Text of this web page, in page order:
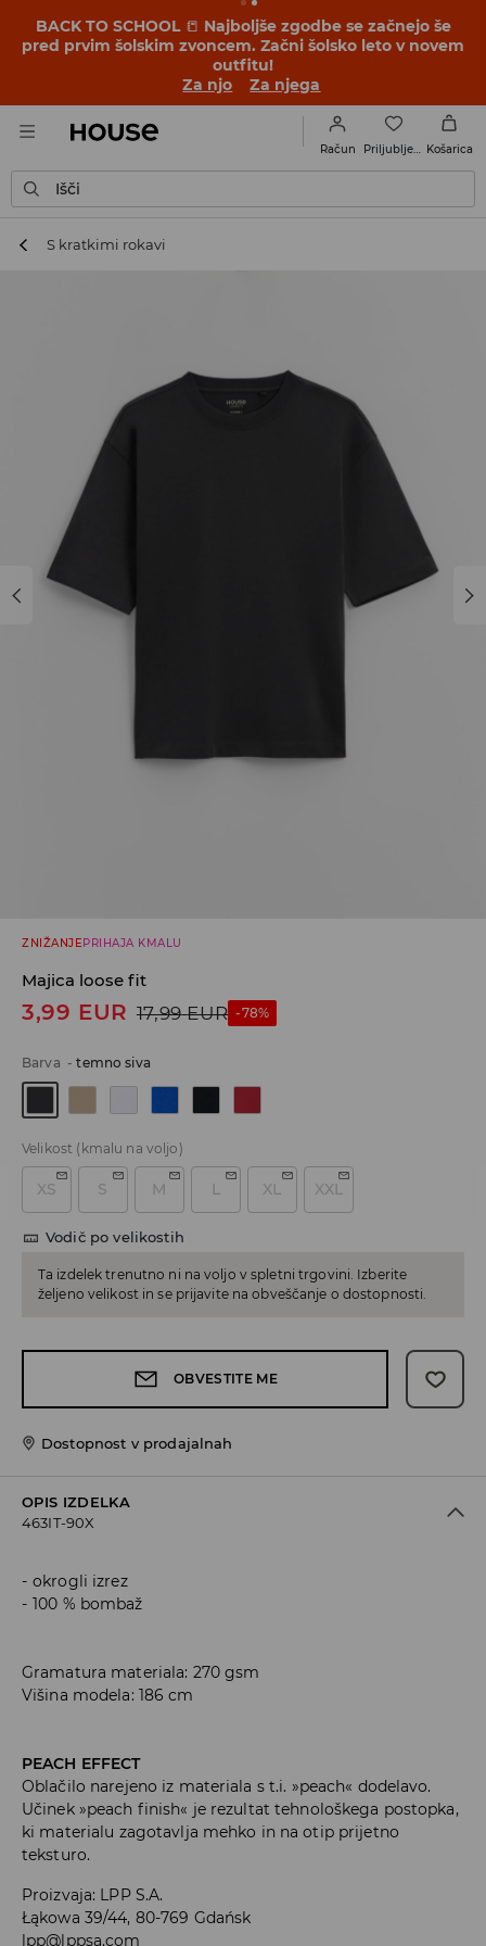
BACK TO SCHOOL 📒 Najboljše zgodbe se začnejo še
pred prvim šolskim zvoncem. Začni šolsko leto v novem
outfitu!
Za njo
Za njega
Račun Košarica
Išči
S kratkimi rokavi
ZNIŽANJE PRIHAJA KMALU
Majica loose fit
3,99 EUR 17,99 EUR -78%
Barva -temno siva
Velikost (kmalu na voljo)
XS S M L XL XXL
Vodič po velikostih
Ta izdelek trenutno ni na voljo v spletni trgovini. Izberite
željeno velikost in se prijavite na obveščanje o dostopnosti.
OBVESTITE ME
Dostopnost v prodajalnah
OPIS IZDELKA
463IT-90X
okrogli izrez
100 % bombaž
Gramatura materiala: 270 gsm
Višina modela: 186 cm
PEACH EFFECT
Oblačilo narejeno iz materiala s t.i. »peach« dodelavo.
Učinek »peach finish« je rezultat tehnološkega postopka,
ki materialu zagotavlja mehko in na otip prijetno
teksturo.
Proizvaja: LPP S.A.
Łąkowa 39/44, 80-769 Gdańsk
lpp@lppsa.com